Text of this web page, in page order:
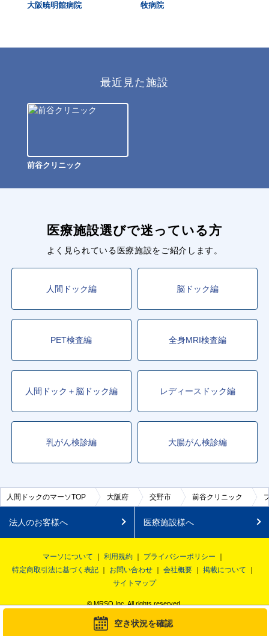
空き状況を確認
大阪暁明館病院 牧病院
最近見た施設
前谷クリニック
医療施設選びで迷っている方
よく見られている医療施設をご紹介します。
人間ドック編 脳ドック編
PET検査編 全身MRI検査編
人間ドック＋脳ドック編 レディースドック編
乳がん検診編 大腸がん検診編
人間ドックのマーソTOP 大阪府 交野市 前谷クリニック
法人のお客様へ 医療施設様へ
マーソについて 利用規約
プライバシーポリシー
特定商取引法に基づく表記
お問い合わせ 会社概要
掲載について
サイトマップ
© MRSO Inc. All rights reserved.